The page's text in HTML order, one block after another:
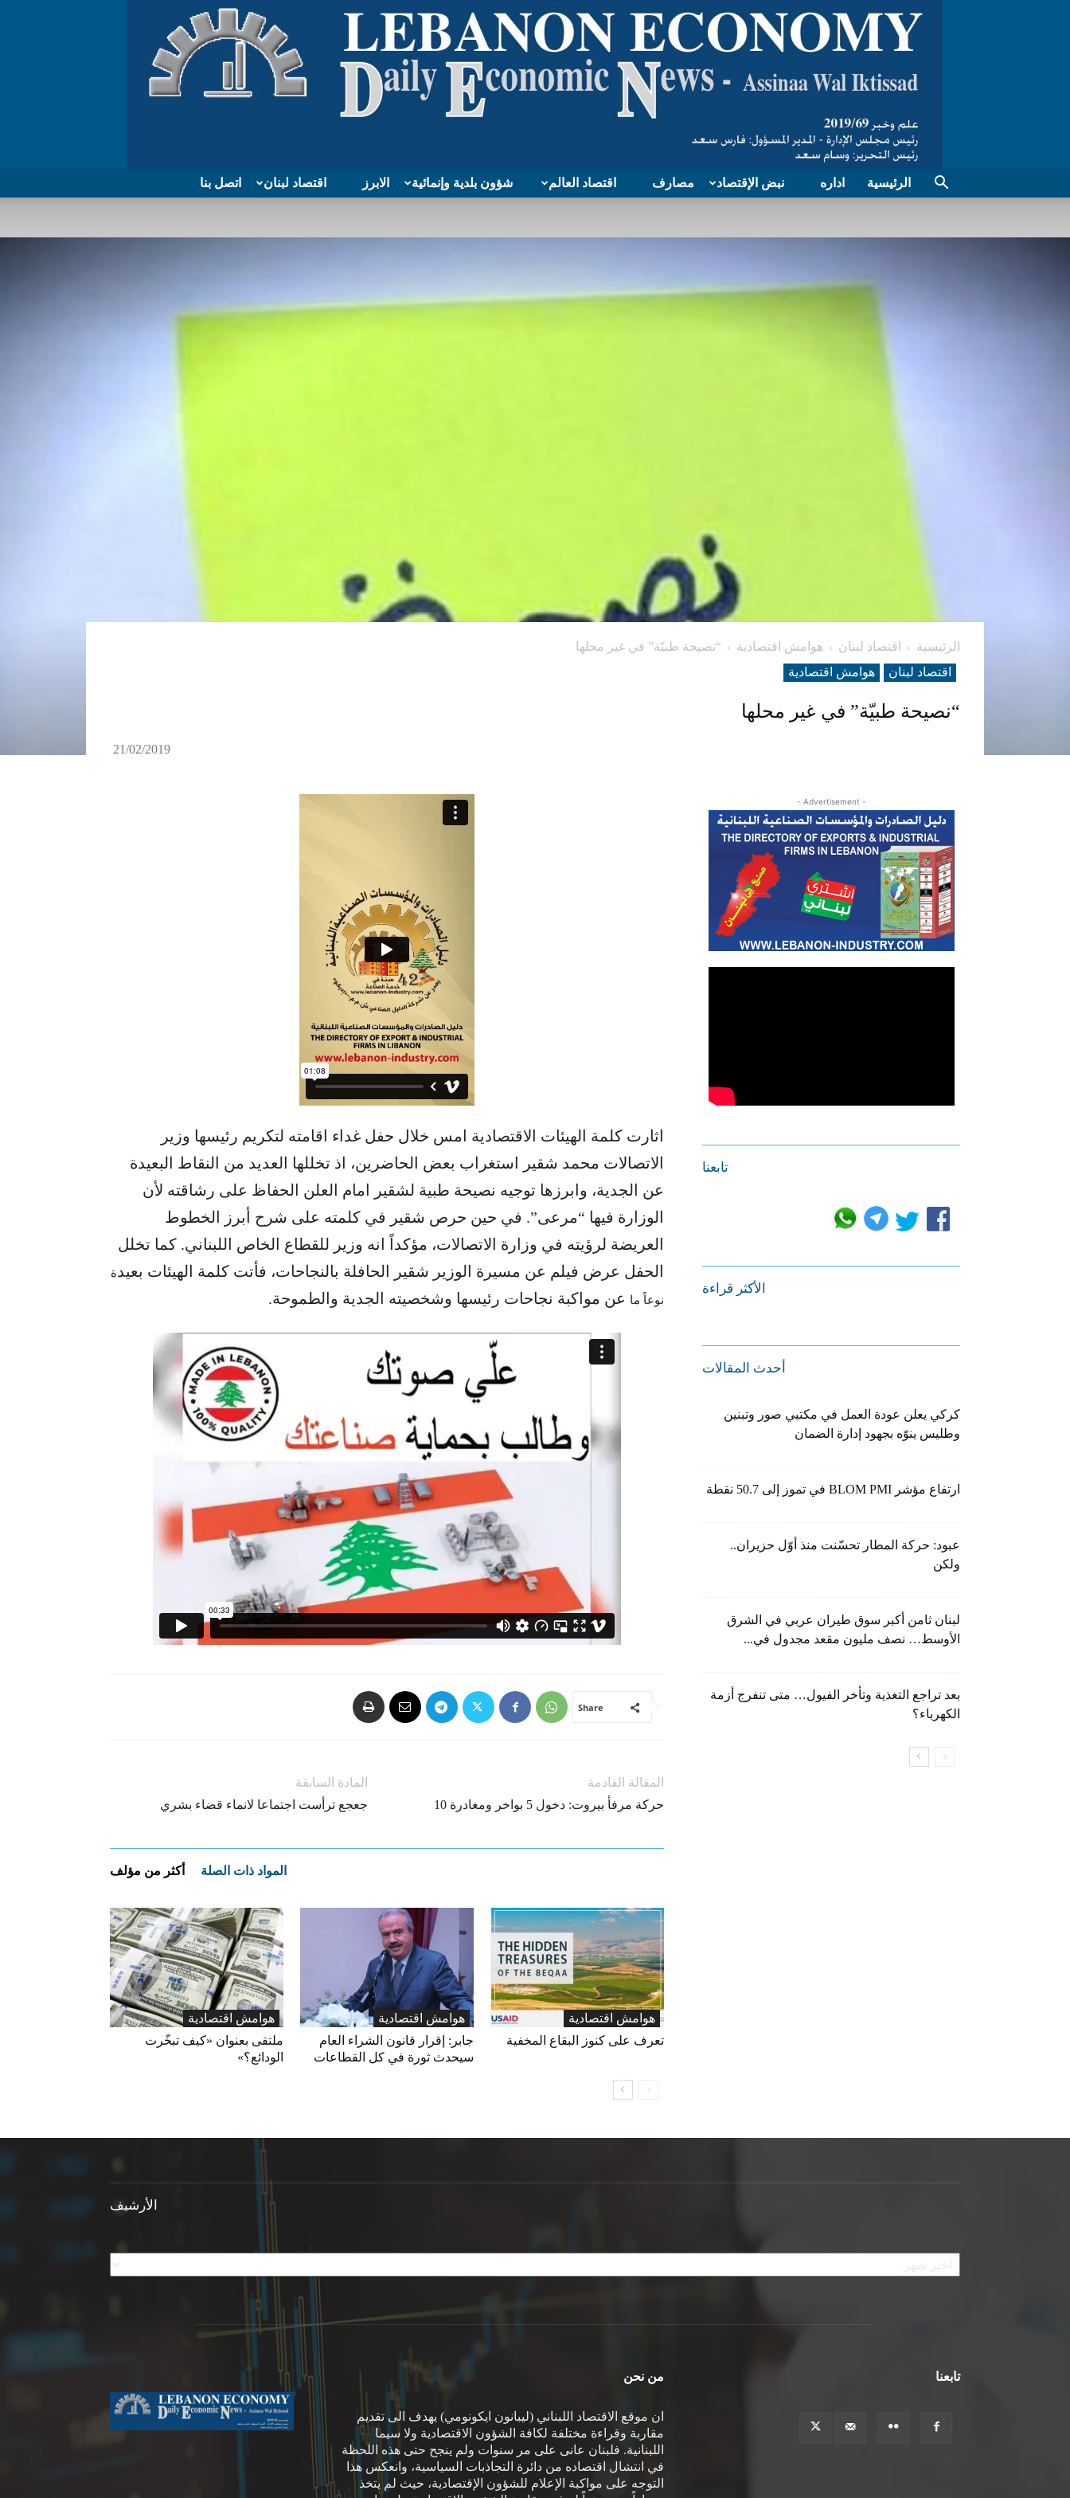
اتصل بنا اقتصاد لبنان الابرز شؤون بلدية وإنمائية اقتصاد العالم مصارف نبض الإقتصاد اداره الرئيسية
الرئيسية اقتصاد لبنان هوامش اقتصادية
“نصيحة طبيّة” في غير محلها
اقتصاد لبنان
هوامش اقتصادية
“نصيحة طبيّة” في غير محلها
21/02/2019
اثارت كلمة الهيئات الاقتصادية امس خلال حفل غداء اقامته لتكريم رئيسها وزير
الاتصالات محمد شقير استغراب بعض الحاضرين، اذ تخللها العديد من النقاط البعيدة
عن الجدية، وابرزها توجيه نصيحة طبية لشقير امام العلن الحفاظ على رشاقته لأن
الوزارة فيها “مرعى”. في حين حرص شقير في كلمته على شرح أبرز الخطوط
العريضة لرؤيته في وزارة الاتصالات، مؤكداً انه وزير للقطاع الخاص اللبناني. كما تخلل
الحفل عرض فيلم عن مسيرة الوزير شقير الحافلة بالنجاحات، فأتت كلمة الهيئات بعيدة
نوعاً ما عن مواكبة نجاحات رئيسها وشخصيته الجدية والطموحة.
Share
المادة السابقة
جعجع ترأست اجتماعا لانماء قضاء بشري
المقالة القادمة
حركة مرفأ بيروت: دخول 5 بواخر ومغادرة 10
المواد ذات الصلة أكثر من مؤلف
هوامش اقتصادية
ملتقى بعنوان «كيف تبخّرت
الودائع؟»
هوامش اقتصادية
جابر: إقرار قانون الشراء العام
سيحدث ثورة في كل القطاعات
هوامش اقتصادية
تعرف على كنوز البقاع المخفية
- Advertisement -
تابعنا
الأكثر قراءة
أحدث المقالات
كركي يعلن عودة العمل في مكتبي صور وتبنين
وطليس ينوّه بجهود إدارة الضمان
ارتفاع مؤشر BLOM PMI في تموز إلى 50.7 نقطة
عبود: حركة المطار تحسّنت منذ أوّل حزيران..
ولكن
لبنان ثامن أكبر سوق طيران عربي في الشرق
الأوسط… نصف مليون مقعد مجدول في...
بعد تراجع التغذية وتأخر الفيول… متى تنفرج أزمة
الكهرباء؟
الأرشيف
الأرشيف
من نحن
ان موقع الاقتصاد اللبناني (ليبانون ايكونومي) يهدف الى تقديم
مقاربة وقراءة مختلفة لكافة الشؤون الاقتصادية ولا سيما
اللبنانية. فلبنان عانى على مر سنوات ولم ينجح حتى هذه اللحظة
في انتشال اقتصاده من دائرة التجاذبات السياسية، وانعكس هذا
التوجه على مواكبة الإعلام للشؤون الإقتصادية، حيث لم يتخذ
تابعنا